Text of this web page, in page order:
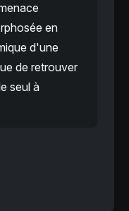
en
d'une
de retrouver
seul à